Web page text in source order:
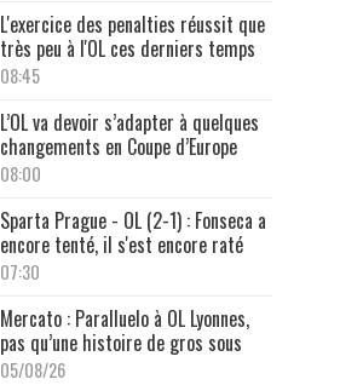
L'exercice des penalties réussit que
très peu à l'OL ces derniers temps
08:45
L’OL va devoir s’adapter à quelques
changements en Coupe d’Europe
08:00
Sparta Prague - OL (2-1) : Fonseca a
encore tenté, il s'est encore raté
07:30
Mercato : Paralluelo à OL Lyonnes,
pas qu’une histoire de gros sous
05/08/26